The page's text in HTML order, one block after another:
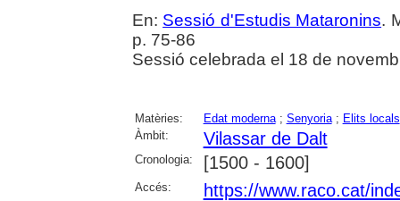
En: Sessió d'Estudis Mataronins.
p. 75-86
Sessió celebrada el 18 de
Matèries: Edat moderna; Senyoria; Elits locals
Àmbit:
Vilassar de Dalt
Cronologia: [1500 - 1600]
Accés: https://www.raco.cat/